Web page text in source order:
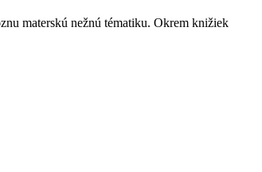
materskú nežnú tématiku. Okrem knižiek